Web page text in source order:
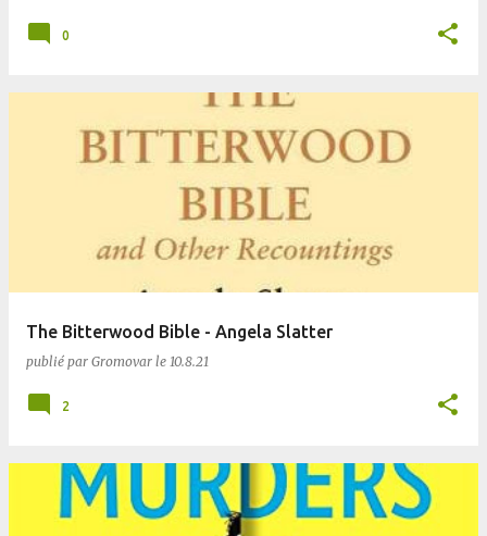
0
The Bitterwood Bible - Angela Slatter
publié par Gromovar le 10.8.21
2